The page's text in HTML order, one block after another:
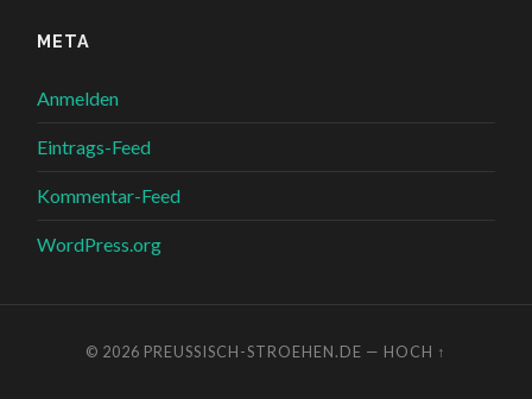
META
Anmelden
Eintrags-Feed
Kommentar-Feed
WordPress.org
© 2026 PREUSSISCH-STROEHEN.DE — HOCH ↑